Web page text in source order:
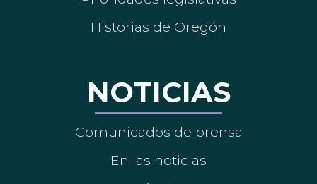
Historias de Oregón
NOTICIAS
Comunicados de prensa
En las noticias